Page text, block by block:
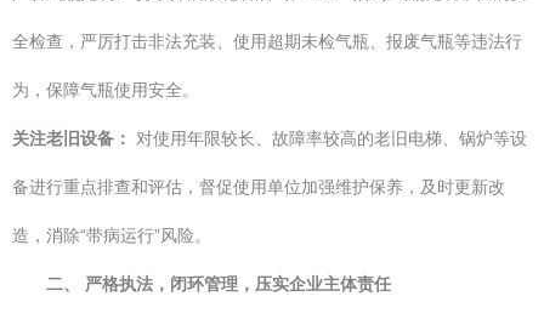
全检查，严厉打击非法充装、使用超期未检气瓶、报废气瓶等违法行
为，保障气瓶使用安全。
关注老旧设备： 对使用年限较长、故障率较高的老旧电梯、锅炉等设
备进行重点排查和评估，督促使用单位加强维护保养，及时更新改
造，消除“带病运行”风险。
二、 严格执法，闭环管理，压实企业主体责任